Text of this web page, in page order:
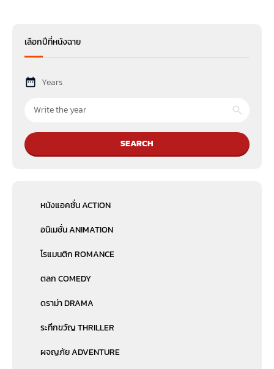
เลือกปีที่หนังฉาย
Years
SEARCH
หนังแอคชั่น ACTION
อนิเมชั่น ANIMATION
โรแมนติก ROMANCE
ตลก COMEDY
ดราม่า DRAMA
ระทึกขวัญ THRILLER
ผจญภัย ADVENTURE